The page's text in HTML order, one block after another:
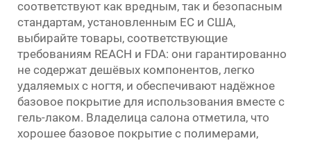
соответствуют как вредным, так и безопасным
стандартам, установленным ЕС и США,
выбирайте товары, соответствующие
требованиям REACH и FDA: они гарантированно
не содержат дешёвых компонентов, легко
удаляемых с ногтя, и обеспечивают надёжное
базовое покрытие для использования вместе с
гель-лаком. Владелица салона отметила, что
хорошее базовое покрытие с полимерами,